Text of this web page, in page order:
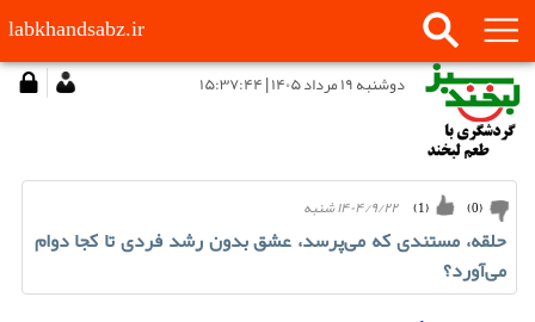
labkhandsabz.ir
دوشنبه ۱۹ مرداد ۱۴۰۵ | ۱۵:۳۷:۴۴
۱۴۰۴/۹/۲۲ شنبه (
1
) (
0
)
حلقه، مستندی که می‌پرسد، عشق بدون رشد فردی تا کجا دوام
می‌آورد؟